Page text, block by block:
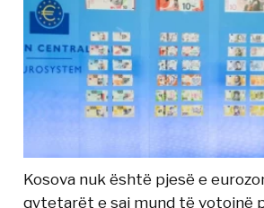
Kosova nuk është pjesë e
qytetarët e saj mund të votojnë